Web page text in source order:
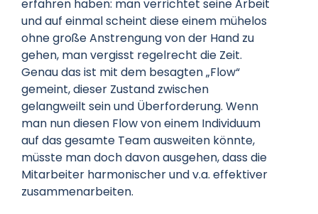
erfahren haben: man verrichtet seine Arbeit
und auf einmal scheint diese einem mühelos
ohne große Anstrengung von der Hand zu
gehen, man vergisst regelrecht die Zeit.
Genau das ist mit dem besagten „Flow“
gemeint, dieser Zustand zwischen
gelangweilt sein und Überforderung. Wenn
man nun diesen Flow von einem Individuum
auf das gesamte Team ausweiten könnte,
müsste man doch davon ausgehen, dass die
Mitarbeiter harmonischer und v.a. effektiver
zusammenarbeiten.